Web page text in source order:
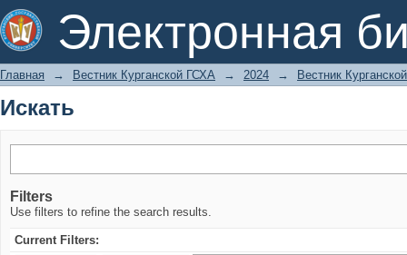
Электронная
Искать
Главная → Вестник Курганской ГСХА → 2024 → Вестник
Искать
Filters
Use filters to refine the search results.
Current Filters: